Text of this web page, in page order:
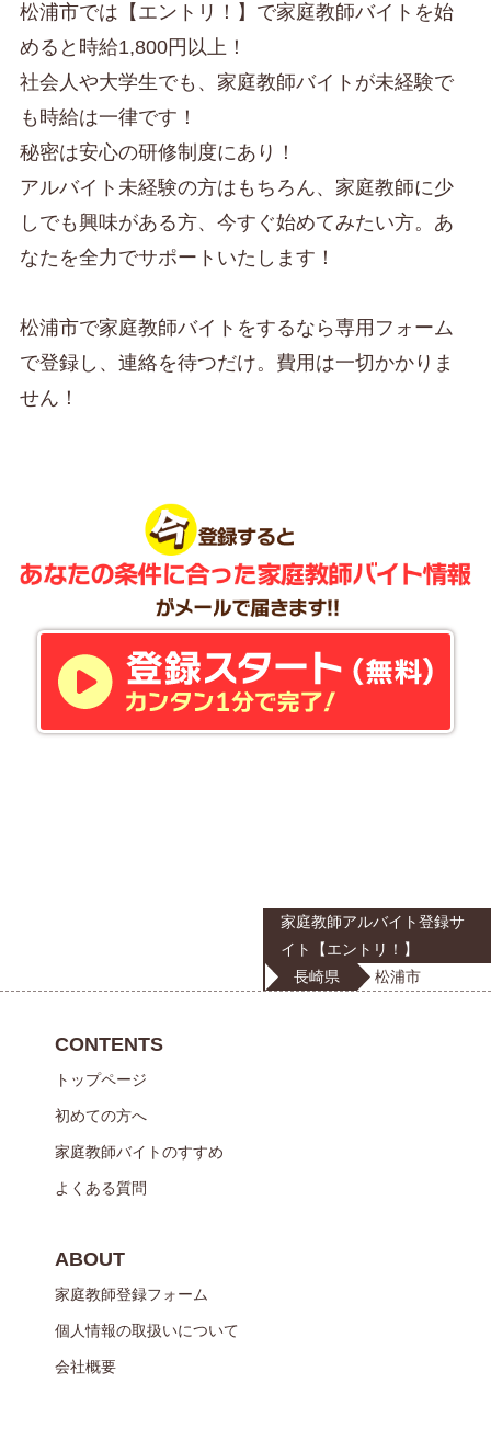
松浦市では【エントリ！】で家庭教師バイトを始
めると時給1,800円以上！
社会人や大学生でも、家庭教師バイトが未経験で
も時給は一律です！
秘密は安心の研修制度にあり！
アルバイト未経験の方はもちろん、家庭教師に少
しでも興味がある方、今すぐ始めてみたい方。あ
なたを全力でサポートいたします！
松浦市で家庭教師バイトをするなら専用フォーム
で登録し、連絡を待つだけ。費用は一切かかりま
せん！
家庭教師アルバイト登録サ
イト【エントリ！】
長崎県
松浦市
CONTENTS
トップページ
初めての方へ
家庭教師バイトのすすめ
よくある質問
ABOUT
家庭教師登録フォーム
個人情報の取扱いについて
会社概要